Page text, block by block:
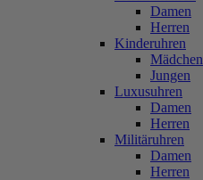
Damen
Herren
Kinderuhren
Mädchen
Jungen
Luxusuhren
Damen
Herren
Militäruhren
Damen
Herren